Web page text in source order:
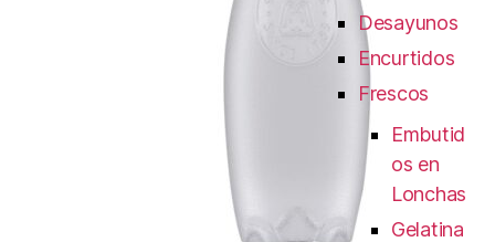
Desayunos
Encurtidos
Frescos
Embutid
os en
Lonchas
Gelatina